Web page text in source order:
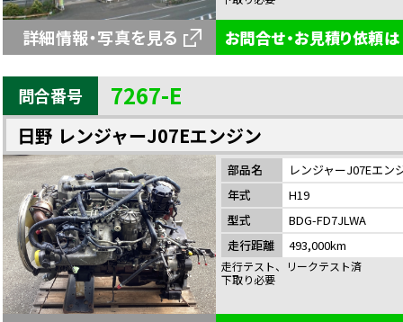
詳細情報・写真を見る お問合せ・お見積り依頼は
問合番号 7267-E
日野 レンジャーJ07Eエンジン
部品名
レンジャーJ07Eエン
年式
H19
型式
BDG-FD7JLWA
走行距離
493,000km
走行テスト、リークテスト済
下取り必要